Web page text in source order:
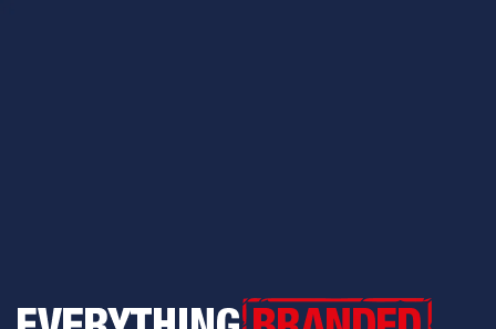
Everything Branded